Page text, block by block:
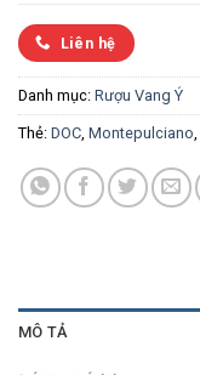
Liên hệ
Danh mục: Rượu Vang Ý
Thẻ: DOC, Montepulciano,
MÔ TẢ